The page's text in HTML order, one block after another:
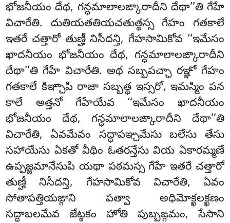
భోజనీయం దేథ, గన్ధమాలాలఙ్కారాదీని దేథా’’తి గేహే
విచారేతి. దుతియతతియచతుత్థస్స గేహం గతకాలే
ఇతరే చత్తారో తుణ్హీ నిసీదన్తి, గేహసామికోవ ‘‘ఇమేసం
ఖాదనీయం భోజనీయం దేథ, గన్ధమాలాలఙ్కారాదీని
దేథా’’తి గేహే విచారేతి. అథ సబ్బపచ్ఛా రఞ్ఞో గేహం
గతకాలే కిఞ్చాపి రాజా సబ్బత్థ ఇస్సరో, ఇమస్మిం పన
కాలే అత్తనో గేహేయేవ ‘‘ఇమేసం ఖాదనీయం
భోజనీయం దేథ, గన్ధమాలాలఙ్కారాదీని దేథా’’తి
విచారేతి, ఏవమేవం సద్ధాపఞ్చమేసు బలేసు తేసు
సహాయేసు ఏకతో వీథిం ఓతరన్తేసు వియ ఏకారమ్మణే
ఉప్పజ్జమానేసుపి యథా పఠమస్స గేహే ఇతరే చత్తారో
తుణ్హీ నిసీదన్తి, గేహసామికోవ విచారేతి, ఏవం
సోతాపత్తియఙ్గాని పత్వా అధిమోక్ఖలక్ఖణం
సద్ధాబలమేవ జేట్ఠకం హోతి పుబ్బఙ్గమం, సేసాని